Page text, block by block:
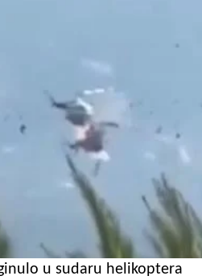
u sudaru helikoptera